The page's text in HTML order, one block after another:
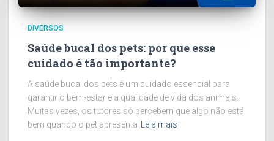
DIVERSOS
Saúde bucal dos pets: por que esse
cuidado é tão importante?
A saúde bucal dos pets é um cuidado essencial para
garantir o bem-estar e a qualidade de vida dos animais.
Muitas vezes, os tutores só percebem que algo não está
bem quando o pet apresenta Leia mais